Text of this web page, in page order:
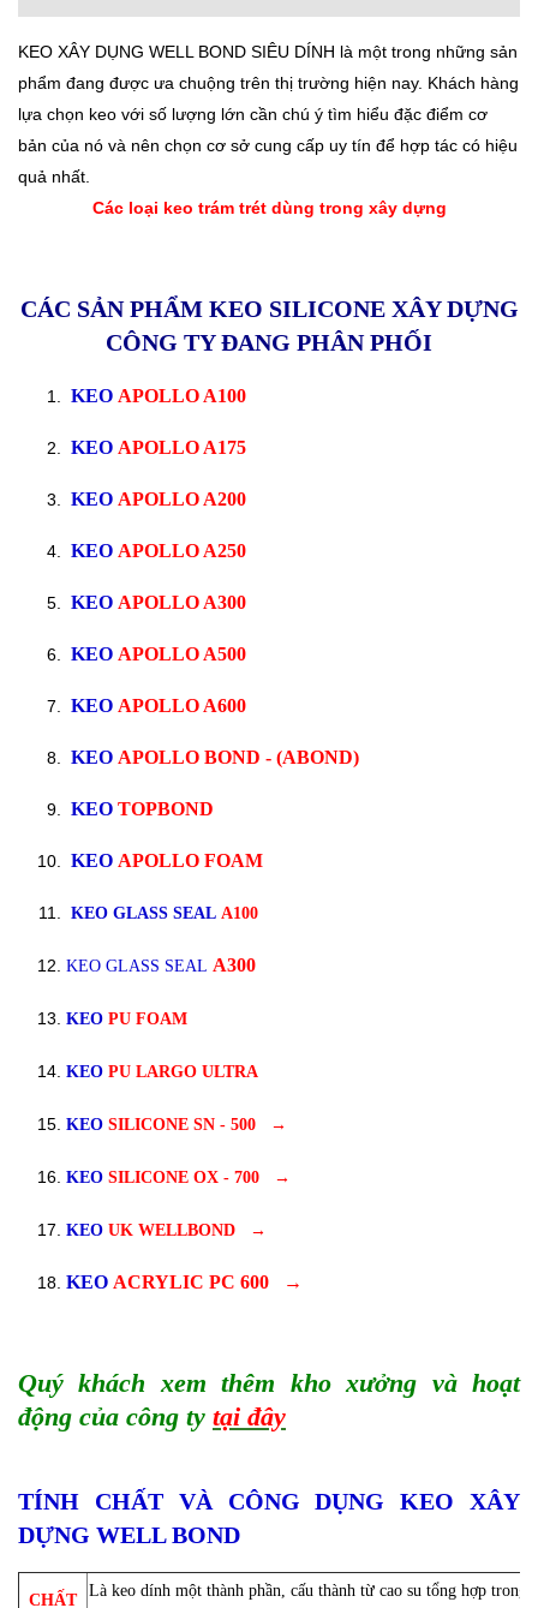
KEO XÂY DỤNG WELL BOND SIÊU DÍNH là một trong những sản
phẩm đang được ưa chuộng trên thị trường hiện nay. Khách hàng
lựa chọn keo với số lượng lớn cần chú ý tìm hiểu đặc điểm cơ
bản của nó và nên chọn cơ sở cung cấp uy tín để hợp tác có hiệu
quả nhất.
Các loại keo trám trét dùng trong xây dựng
CÁC SẢN PHẨM KEO SILICONE XÂY DỰNG
CÔNG TY ĐANG PHÂN PHỐI
KEO APOLLO A100
KEO APOLLO A175
KEO APOLLO A200
KEO APOLLO A250
KEO APOLLO A300
KEO APOLLO A500
KEO APOLLO A600
KEO APOLLO BOND - (ABOND)
KEO TOPBOND
KEO APOLLO FOAM
KEO GLASS SEAL A100
KEO GLASS SEAL A300
KEO PU FOAM
KEO PU LARGO ULTRA
KEO SILICONE SN - 500 →
KEO SILICONE OX - 700 →
KEO UK WELLBOND →
KEO ACRYLIC PC 600 →
Quý khách xem thêm kho xưởng và hoạt
động của công ty tại đây
TÍNH CHẤT VÀ CÔNG DỤNG KEO XÂY
DỰNG WELL BOND
CHẤT
Là keo dính một thành phần, cấu thành từ cao su tổng hợp trong